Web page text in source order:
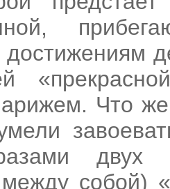
достижениям
Что
двух
собой)